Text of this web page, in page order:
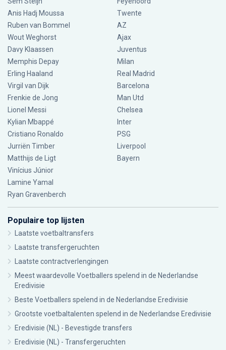
Anis Hadj Moussa
Ruben van Bommel
Wout Weghorst
Davy Klaassen
Memphis Depay
Erling Haaland
Virgil van Dijk
Frenkie de Jong
Lionel Messi
Kylian Mbappé
Cristiano Ronaldo
Jurriën Timber
Matthijs de Ligt
Vinícius Júnior
Lamine Yamal
Ryan Gravenberch
Twente
AZ
Ajax
Juventus
Milan
Real Madrid
Barcelona
Man Utd
Chelsea
Inter
PSG
Liverpool
Bayern
Populaire top lijsten
Laatste voetbaltransfers
Laatste transfergeruchten
Laatste contractverlengingen
Meest waardevolle Voetballers spelend in de Nederlandse
Eredivisie
Beste Voetballers spelend in de Nederlandse Eredivisie
Grootste voetbaltalenten spelend in de Nederlandse Eredivisie
Eredivisie (NL) - Bevestigde transfers
Eredivisie (NL) - Transfergeruchten